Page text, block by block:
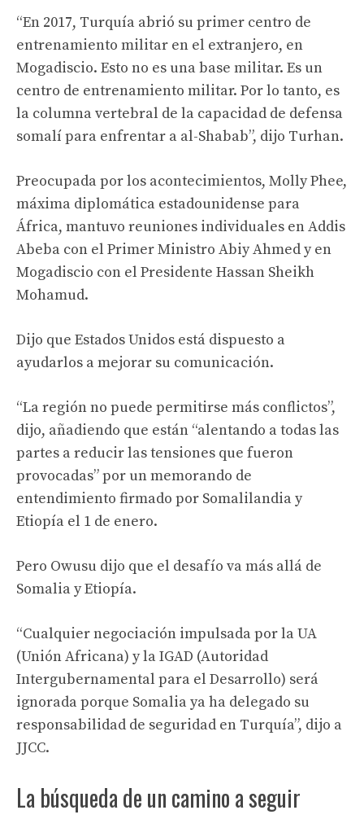
“En 2017, Turquía abrió su primer centro de
entrenamiento militar en el extranjero, en
Mogadiscio. Esto no es una base militar. Es un
centro de entrenamiento militar. Por lo tanto, es
la columna vertebral de la capacidad de defensa
somalí para enfrentar a al-Shabab”, dijo Turhan.
Preocupada por los acontecimientos, Molly Phee,
máxima diplomática estadounidense para
África, mantuvo reuniones individuales en Addis
Abeba con el Primer Ministro Abiy Ahmed y en
Mogadiscio con el Presidente Hassan Sheikh
Mohamud.
Dijo que Estados Unidos está dispuesto a
ayudarlos a mejorar su comunicación.
“La región no puede permitirse más conflictos”,
dijo, añadiendo que están “alentando a todas las
partes a reducir las tensiones que fueron
provocadas” por un memorando de
entendimiento firmado por Somalilandia y
Etiopía el 1 de enero.
Pero Owusu dijo que el desafío va más allá de
Somalia y Etiopía.
“Cualquier negociación impulsada por la UA
(Unión Africana) y la IGAD (Autoridad
Intergubernamental para el Desarrollo) será
ignorada porque Somalia ya ha delegado su
responsabilidad de seguridad en Turquía”, dijo a
JJCC.
La búsqueda de un camino a seguir